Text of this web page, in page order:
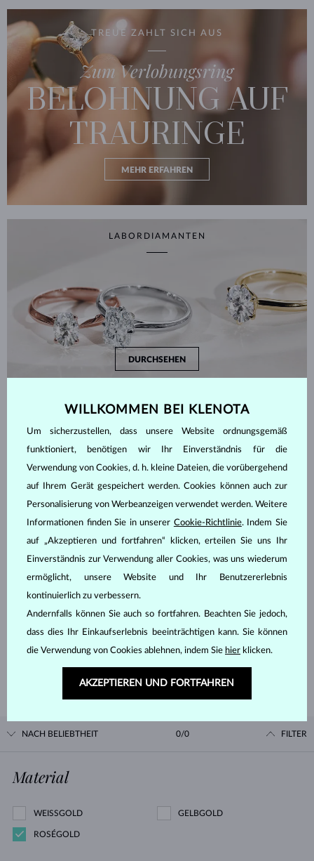
TREUE ZAHLT SICH AUS
Zum Verlobungsring
BELOHNUNG AUF
TRAURINGE
MEHR ERFAHREN
LABORDIAMANTEN
DURCHSEHEN
NACH BELIEBTHEIT 0/0 FILTER
Material
WEISSGOLD GELBGOLD
ROSÉGOLD
WILLKOMMEN BEI KLENOTA
Um sicherzustellen, dass unsere Website ordnungsgemäß
funktioniert, benötigen wir Ihr Einverständnis für die
Verwendung von Cookies, d. h. kleine Dateien, die vorübergehend
auf Ihrem Gerät gespeichert werden. Cookies können auch zur
Personalisierung von Werbeanzeigen verwendet werden. Weitere
Informationen finden Sie in unserer Cookie-Richtlinie. Indem Sie
auf „Akzeptieren und fortfahren“ klicken, erteilen Sie uns Ihr
Einverständnis zur Verwendung aller Cookies, was uns wiederum
ermöglicht, unsere Website und Ihr Benutzererlebnis
kontinuierlich zu verbessern.
Andernfalls können Sie auch so fortfahren. Beachten Sie jedoch,
dass dies Ihr Einkaufserlebnis beeinträchtigen kann. Sie können
die Verwendung von Cookies ablehnen, indem Sie hier klicken.
AKZEPTIEREN UND FORTFAHREN